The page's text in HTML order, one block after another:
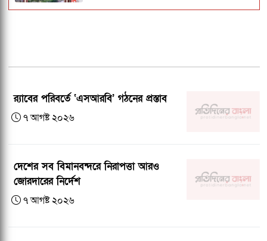
জকসু ভিপি ও জিএসকে ক্যাম্পাসছাড়া করল
বাংলাদেশ জনরাষ্ট্র আন্দোলন নামে নতুন
চিকিৎসা, সহায়তার আবেদন
র‍্যাবের পরিবর্তে ‘এসআরবি’ গঠনের প্রস্তাব
৭ আগষ্ট ২০২৬
দেশের সব বিমানবন্দরে নিরাপত্তা আরও
জোরদারের নির্দেশ
৭ আগষ্ট ২০২৬